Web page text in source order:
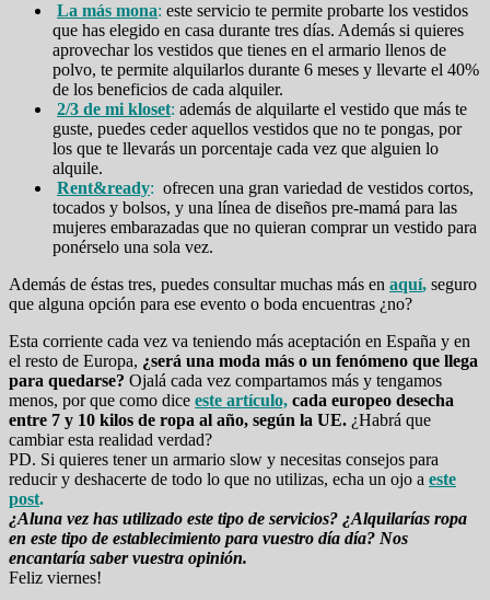
La más mona: este servicio te permite probarte los vestidos
que has elegido en casa durante tres días. Además si quieres
aprovechar los vestidos que tienes en el armario llenos de
polvo, te permite alquilarlos durante 6 meses y llevarte el 40%
de los beneficios de cada alquiler.
2/3 de mi kloset: además de alquilarte el vestido que más te
guste, puedes ceder aquellos vestidos que no te pongas, por
los que te llevarás un porcentaje cada vez que alguien lo
alquile.
Rent&ready: ofrecen una gran variedad de vestidos cortos,
tocados y bolsos, y una línea de diseños pre-mamá para las
mujeres embarazadas que no quieran comprar un vestido para
ponérselo una sola vez.
Además de éstas tres, puedes consultar muchas más en aquí, seguro
que alguna opción para ese evento o boda encuentras ¿no?
Esta corriente cada vez va teniendo más aceptación en España y en
el resto de Europa, ¿será una moda más o un fenómeno que llega
para quedarse? Ojalá cada vez compartamos más y tengamos
menos, por que como dice este artículo, cada europeo desecha
entre 7 y 10 kilos de ropa al año, según la UE. ¿Habrá que
cambiar esta realidad verdad?
PD. Si quieres tener un armario slow y necesitas consejos para
reducir y deshacerte de todo lo que no utilizas, echa un ojo a este
post.
¿Aluna vez has utilizado este tipo de servicios? ¿Alquilarías ropa
en este tipo de establecimiento para vuestro día día? Nos
encantaría saber vuestra opinión.
Feliz viernes!